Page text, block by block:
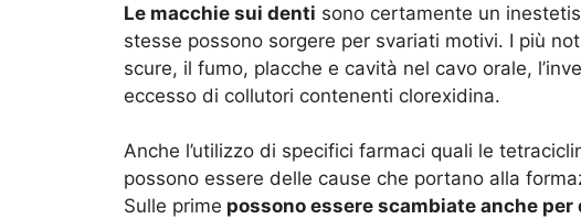
Le macchie sui denti sono certamente un
stesse possono sorgere per svariati motivi. I più
scure, il fumo, placche e cavità nel cavo orale,
eccesso di collutori contenenti clorexidina.
Anche l’utilizzo di specifici farmaci quali le
possono essere delle cause che portano alla
Sulle prime possono essere scambiate anche per